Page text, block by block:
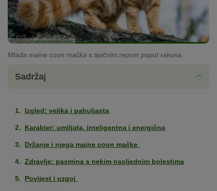
© Marina / stock.adobe.com
Mlada maine coon mačka s tipičnim repom poput rakuna.
Sadržaj
Izgled: velika i pahuljasta
Karakter: umiljata, inteligentna i energična
Držanje i njega maine coon mačke
Zdravlje: pasmina s nekim nasljednim bolestima
Povijest i uzgoj